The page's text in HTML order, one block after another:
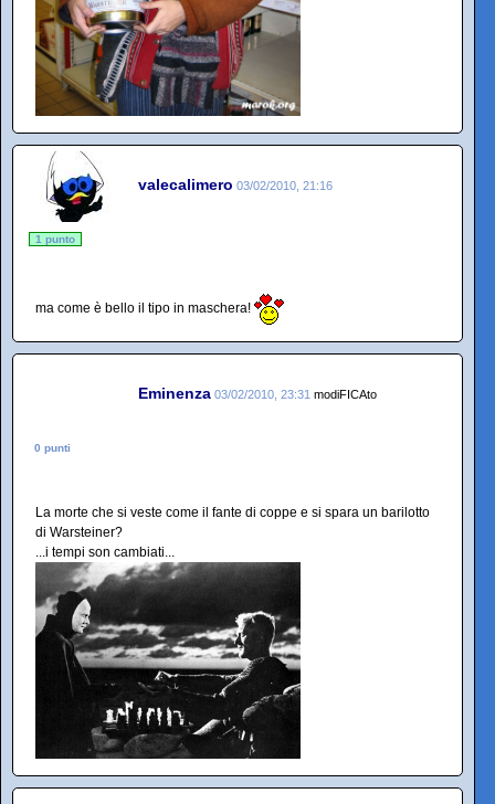
valecalimero 03/02/2010, 21:16
1 punto
ma come è bello il tipo in maschera!
Eminenza 03/02/2010, 23:31 modiFICAto
0 punti
La morte che si veste come il fante di coppe e si spara un barilotto
di Warsteiner?
...i tempi son cambiati...